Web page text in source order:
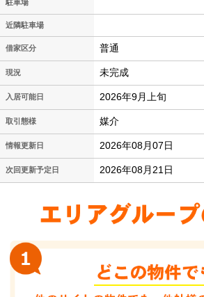
駐車場
近隣駐車場
借家区分 普通
現況 未完成
入居可能日 2026年9月上旬
取引態様 媒介
情報更新日 2026年08月07日
次回更新予定日 2026年08月21日